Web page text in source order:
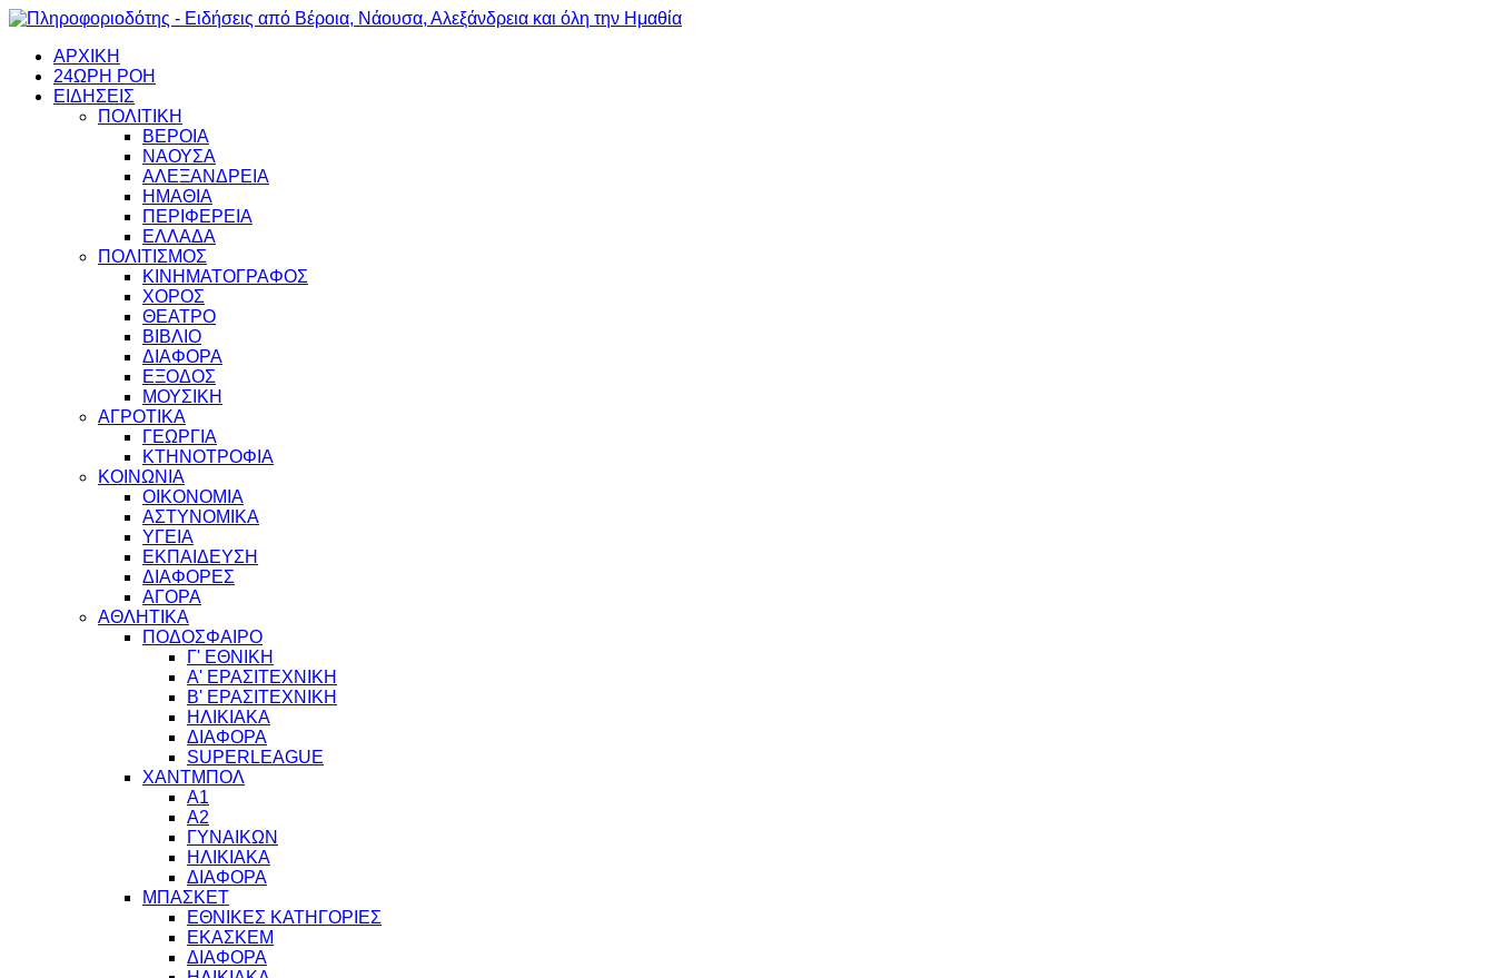
ΑΡΧΙΚΗ
24ΩΡΗ ΡΟΗ
ΕΙΔΗΣΕΙΣ
ΠΟΛΙΤΙΚΗ
ΒΕΡΟΙΑ
ΝΑΟΥΣΑ
ΑΛΕΞΑΝΔΡΕΙΑ
ΗΜΑΘΙΑ
ΠΕΡΙΦΕΡΕΙΑ
ΕΛΛΑΔΑ
ΠΟΛΙΤΙΣΜΟΣ
ΚΙΝΗΜΑΤΟΓΡΑΦΟΣ
ΧΟΡΟΣ
ΘΕΑΤΡΟ
ΒΙΒΛΙΟ
ΔΙΑΦΟΡΑ
ΕΞΟΔΟΣ
ΜΟΥΣΙΚΗ
ΑΓΡΟΤΙΚΑ
ΓΕΩΡΓΙΑ
ΚΤΗΝΟΤΡΟΦΙΑ
ΚΟΙΝΩΝΙΑ
ΟΙΚΟΝΟΜΙΑ
ΑΣΤΥΝΟΜΙΚΑ
ΥΓΕΙΑ
ΕΚΠΑΙΔΕΥΣΗ
ΔΙΑΦΟΡΕΣ
ΑΓΟΡΑ
ΑΘΛΗΤΙΚΑ
ΠΟΔΟΣΦΑΙΡΟ
Γ' ΕΘΝΙΚΗ
Α' ΕΡΑΣΙΤΕΧΝΙΚΗ
Β' ΕΡΑΣΙΤΕΧΝΙΚΗ
ΗΛΙΚΙΑΚΑ
ΔΙΑΦΟΡΑ
SUPERLEAGUE
ΧΑΝΤΜΠΟΛ
Α1
Α2
ΓΥΝΑΙΚΩΝ
ΗΛΙΚΙΑΚΑ
ΔΙΑΦΟΡΑ
ΜΠΑΣΚΕΤ
ΕΘΝΙΚΕΣ ΚΑΤΗΓΟΡΙΕΣ
ΕΚΑΣΚΕΜ
ΔΙΑΦΟΡΑ